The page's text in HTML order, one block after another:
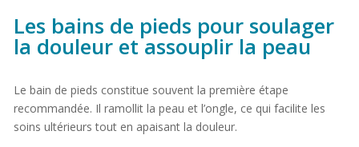
Les bains de pieds pour soulager
la douleur et assouplir la peau
Le bain de pieds constitue souvent la première étape
recommandée. Il ramollit la peau et l’ongle, ce qui facilite les
soins ultérieurs tout en apaisant la douleur.